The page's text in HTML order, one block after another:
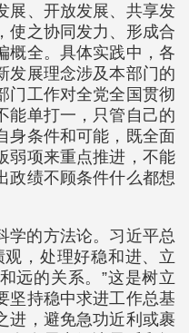
展、开放发展、共享发
使之协同发力、形成合
概全。具体实践中，各
发展理念涉及本部门的
门工作对全党全国贯彻
能单打一，只管自己的
身条件和可能，既全面
弱项来重点推进，不能
政绩不顾条件什么都想
学的方法论。习近平总
，处理好稳和进、立
远的关系。”这是树立
坚持稳中求进工作总基
进，避免急功近利或裹